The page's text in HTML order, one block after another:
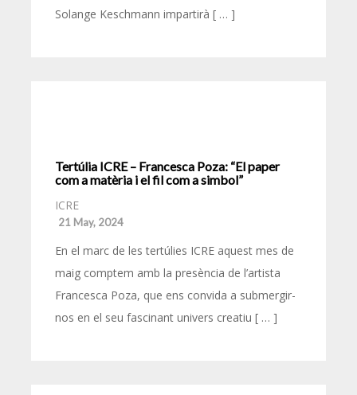
Solange Keschmann impartirà [ … ]
Tertúlia ICRE – Francesca Poza: “El paper
com a matèria i el fil com a simbol”
ICRE
21 May, 2024
En el marc de les tertúlies ICRE aquest mes de
maig comptem amb la presència de l’artista
Francesca Poza, que ens convida a submergir-
nos en el seu fascinant univers creatiu [ … ]